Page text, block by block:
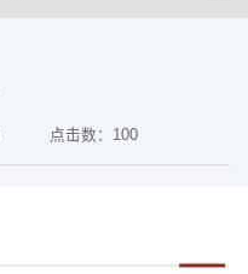
点击数： 100